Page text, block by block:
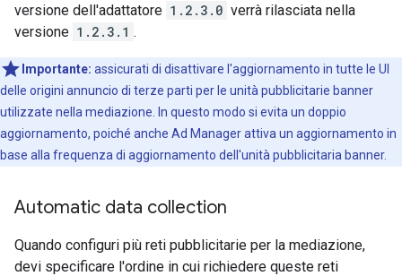
versione dell'adattatore 1.2.3.0 verrà rilasciata nella
versione 1.2.3.1 .
Importante: assicurati di disattivare l'aggiornamento in tutte le UI
delle origini annuncio di terze parti per le unità pubblicitarie banner
utilizzate nella mediazione. In questo modo si evita un doppio
aggiornamento, poiché anche Ad Manager attiva un aggiornamento in
base alla frequenza di aggiornamento dell'unità pubblicitaria banner.
Automatic data collection
Quando configuri più reti pubblicitarie per la mediazione,
devi specificare l'ordine in cui richiedere queste reti